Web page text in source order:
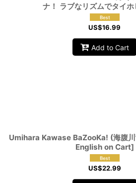
ナ！ ラブなリズムでタイ
US$16.99
Add to Cart
Umihara Kawase BaZooKa! (海腹
English on Cart]
US$22.99